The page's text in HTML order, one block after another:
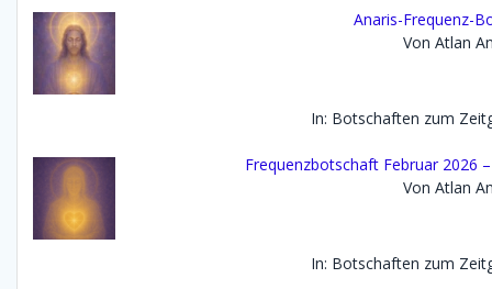
Anaris-Frequenz-
Von Atlan
In: Botschaften zum
Frequenzbotschaft Februar 2026
Von Atlan
In: Botschaften zum